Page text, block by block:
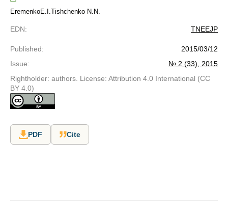
EremenkoE.I.Tishchenko N.N.
EDN: TNEEJP
Published:
2015/03/12
Issue:
№ 2 (33), 2015
Rightholder: authors. License: Attribution 4.0 International (CC
BY 4.0)
PDF Cite